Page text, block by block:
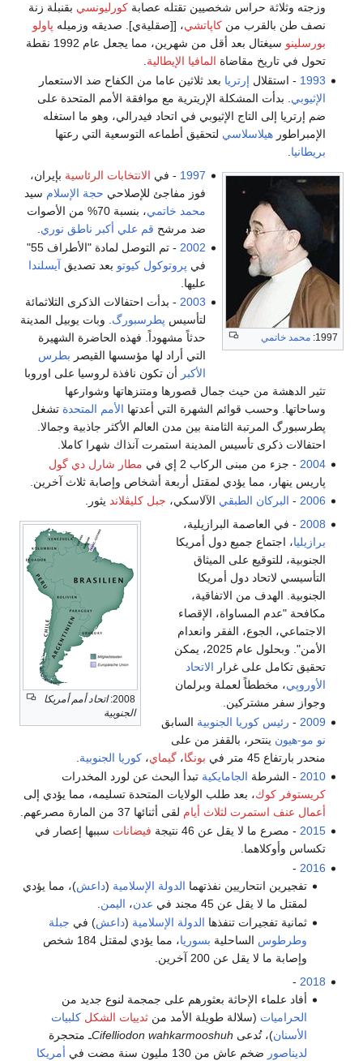
وزجته وثلاثة حراس شخصيين تقتله عصابةكورليونسي بقنبلة زنة
نصف طن بالقرب منكاپاتشي، [[صقليةي]. صديقه وزميله پاولو
بورسلينو
سيغتال بعد أقل من شهرين، مما يجعل عام 1992 نقطة
تحول في تاريخ مقاضاة المافيا الإيطالية.
1993 - استقلال إرتريا بعد ثلاثين عاما من الكفاح ضد الاستعمار
الإثيوبي . بدأت المشكلة الإريترية مع موافقة الأمم المتحدة على
ضم إرتريا إلى التاج الإثيوبي في اتحاد فيدرالي، وهو ما استغله
الإمبراطورهيلاسلاسي لتحقيق أطماعه التوسعية التي رعتها
بريطانيا
1997: محمد خاتمي
1997 - في الانتخابات الرئاسية بإيران،
فوز مفاجئ للإصلاحي حجة الإسلام سيد
محمد خاتمي
، بنسبة 70% من الأصوات
ضد مرشح قم علي أكبر ناطق نوري
2002
- تم التوصل لمادة "الأطراف 55"
في پروتوكول كيوتو بعد تصديق آيسلندا
عليها.
2003- بدأت احتفالات الذكرى الثلاثمائة
لتأسيس پطرسبورگ. وبات يوبيل المدينة
حدثاً مشهوداً. فهذه الحاضرة الشهيرة
التي أراد لها مؤسسها القيصر بطرس
الأكبر أن تكون نافذة لروسيا على اوروبا
تثير الدهشة من حيث جمال قصورها ومتنزهاتها وشوارعها
وساحاتها. وحسب قوائم الشهرة التي أعدتها الأمم المتحدة تشغل
پطرسبورگ المرتبة الثامنة بين مدن العالم الأكثر جاذبية وجمالا.
احتفالات ذكرى تأسيس المدينة استمرت آنذاك شهرا كاملا.
2004 - جزء من مبنى الركاب 2 إي في
مطار شارل دي گول
پاريس ينهار، مما يؤدي لمقتل أربعة أشخاص وإصابة ثلاث آخرين.
2006
- البركان الطبقي الآلاسكي، جبل كليڤلاند يثور.
2008: اتحاد أمم أمريكا
الجنوبية
2008 - في العاصمة البرازيلية،
برازيليا، اجتماع جميع دول أمريكا
الجنوبية، للتوقيع على الميثاق
التأسيسي لاتحاد دول أمريكا
الجنوبية. الهدف من الاتفاقية،
مكافحة "عدم المساواة، الإقصاء
الاجتماعي، الجوع، الفقر وانعدام
الأمن". وبحلول عام 2025، يمكن
تحقيق تكامل على غرار الاتحاد
الأوروپي، مخططاً لعملة وبرلمان
وجواز سفر مشتركين.
2009
- رئيس كوريا الجنوبية السابق
نو مو-هيون ينتحر، بالقفز من على
منحدر بارتفاع 45 متر في
بونگا،گيماي،كوريا الجنوبية
2010 - الشرطة الجامايكية تبدأ البحث عن لورد المخدرات
كريستوفر كوك، بعد طلب الولايات المتحدة تسليمه، مما يؤدي إلى
أعمال عنف استمرت لثلاث أيام لقى أثنائها 37 من المارة مصرعهم.
2015 - مصرع ما لا يقل عن 46 نتيجة فيضانات سببها إعصار في
تكساس وأوكلاهما.
2016
-
تفجيرين انتحاريين نفذتهما الدولة الإسلامية (داعش)، مما يؤدي
لمقتل ما لا يقل عن 45 مجند في
عدن، اليمن
ثمانية تفجيرات تنفذها الدولة الإسلامية (داعش) في جبلة
وطرطوس الساحلية بسوريا
، مما يؤدي لمقتل 184 شخص
وإصابة ما لا يقل عن 200 آخرين.
2018
-
أفاد علماء الإحاثة بعثورهم على جمجمة لنوع جديد من
الحراميات (سلالة طويلة الأمد من ثدييات الشكل كلبيات
الأسنان)، تُدعى Cifelliodon wahkarmooshuhـ متحجرة
لديناصور ضخم عاش من 130 مليون سنة مضت في أمريكا